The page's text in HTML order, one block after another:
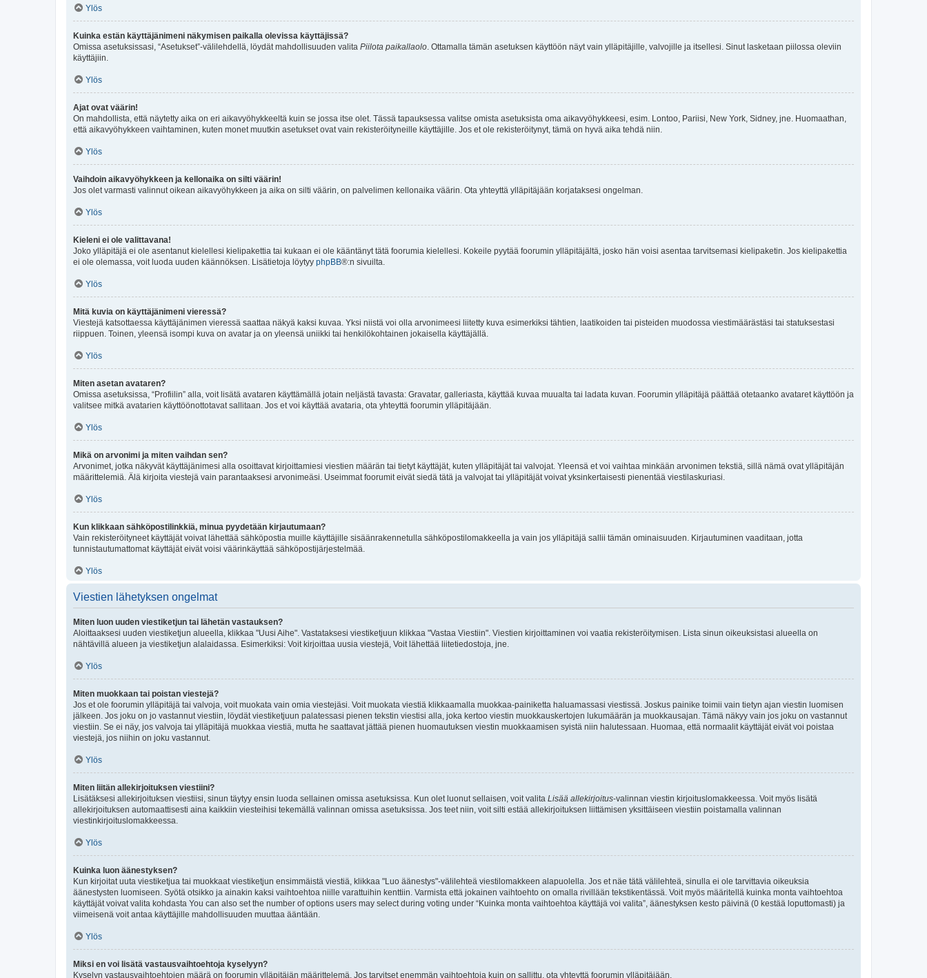
Ylös
Kuinka estän käyttäjänimeni näkymisen paikalla olevissa käyttäjissä?
Omissa asetuksissasi, “Asetukset”-välilehdellä, löydät mahdollisuuden valita Piilota paikallaolo . Ottamalla tämän asetuksen käyttöön näyt vain ylläpitäjille, valvojille ja itsellesi. Sinut lasketaan piilossa oleviin
käyttäjiin.
Ylös
Ajat ovat väärin!
On mahdollista, että näytetty aika on eri aikavyöhykkeeltä kuin se jossa itse olet. Tässä tapauksessa valitse omista asetuksista oma aikavyöhykkeesi, esim. Lontoo, Pariisi, New York, Sidney, jne. Huomaathan,
että aikavyöhykkeen vaihtaminen, kuten monet muutkin asetukset ovat vain rekisteröityneille käyttäjille. Jos et ole rekisteröitynyt, tämä on hyvä aika tehdä niin.
Ylös
Vaihdoin aikavyöhykkeen ja kellonaika on silti väärin!
Jos olet varmasti valinnut oikean aikavyöhykkeen ja aika on silti väärin, on palvelimen kellonaika väärin. Ota yhteyttä ylläpitäjään korjataksesi ongelman.
Ylös
Kieleni ei ole valittavana!
Joko ylläpitäjä ei ole asentanut kielellesi kielipakettia tai kukaan ei ole kääntänyt tätä foorumia kielellesi. Kokeile pyytää foorumin ylläpitäjältä, josko hän voisi asentaa tarvitsemasi kielipaketin. Jos kielipakettia
ei ole olemassa, voit luoda uuden käännöksen. Lisätietoja löytyy phpBB®:n sivuilta.
Ylös
Mitä kuvia on käyttäjänimeni vieressä?
Viestejä katsottaessa käyttäjänimen vieressä saattaa näkyä kaksi kuvaa. Yksi niistä voi olla arvonimeesi liitetty kuva esimerkiksi tähtien, laatikoiden tai pisteiden muodossa viestimäärästäsi tai statuksestasi
riippuen. Toinen, yleensä isompi kuva on avatar ja on yleensä uniikki tai henkilökohtainen jokaisella käyttäjällä.
Ylös
Miten asetan avataren?
Omissa asetuksissa, “Profiilin” alla, voit lisätä avataren käyttämällä jotain neljästä tavasta: Gravatar, galleriasta, käyttää kuvaa muualta tai ladata kuvan. Foorumin ylläpitäjä päättää otetaanko avataret käyttöön ja
valitsee mitkä avatarien käyttöönottotavat sallitaan. Jos et voi käyttää avataria, ota yhteyttä foorumin ylläpitäjään.
Ylös
Mikä on arvonimi ja miten vaihdan sen?
Arvonimet, jotka näkyvät käyttäjänimesi alla osoittavat kirjoittamiesi viestien määrän tai tietyt käyttäjät, kuten ylläpitäjät tai valvojat. Yleensä et voi vaihtaa minkään arvonimen tekstiä, sillä nämä ovat ylläpitäjän
määrittelemiä. Älä kirjoita viestejä vain parantaaksesi arvonimeäsi. Useimmat foorumit eivät siedä tätä ja valvojat tai ylläpitäjät voivat yksinkertaisesti pienentää viestilaskuriasi.
Ylös
Kun klikkaan sähköpostilinkkiä, minua pyydetään kirjautumaan?
Vain rekisteröityneet käyttäjät voivat lähettää sähköpostia muille käyttäjille sisäänrakennetulla sähköpostilomakkeella ja vain jos ylläpitäjä sallii tämän ominaisuuden. Kirjautuminen vaaditaan, jotta
tunnistautumattomat käyttäjät eivät voisi väärinkäyttää sähköpostijärjestelmää.
Ylös
Viestien lähetyksen ongelmat
Miten luon uuden viestiketjun tai lähetän vastauksen?
Aloittaaksesi uuden viestiketjun alueella, klikkaa "Uusi Aihe". Vastataksesi viestiketjuun klikkaa "Vastaa Viestiin". Viestien kirjoittaminen voi vaatia rekisteröitymisen. Lista sinun oikeuksistasi alueella on
nähtävillä alueen ja viestiketjun alalaidassa. Esimerkiksi: Voit kirjoittaa uusia viestejä, Voit lähettää liitetiedostoja, jne.
Ylös
Miten muokkaan tai poistan viestejä?
Jos et ole foorumin ylläpitäjä tai valvoja, voit muokata vain omia viestejäsi. Voit muokata viestiä klikkaamalla muokkaa-painiketta haluamassasi viestissä. Joskus painike toimii vain tietyn ajan viestin luomisen
jälkeen. Jos joku on jo vastannut viestiin, löydät viestiketjuun palatessasi pienen tekstin viestisi alla, joka kertoo viestin muokkauskertojen lukumäärän ja muokkausajan. Tämä näkyy vain jos joku on vastannut
viestiin. Se ei näy, jos valvoja tai ylläpitäjä muokkaa viestiä, mutta he saattavat jättää pienen huomautuksen viestin muokkaamisen syistä niin halutessaan. Huomaa, että normaalit käyttäjät eivät voi poistaa
viestejä, jos niihin on joku vastannut.
Ylös
Miten liitän allekirjoituksen viestiini?
Lisätäksesi allekirjoituksen viestiisi, sinun täytyy ensin luoda sellainen omissa asetuksissa. Kun olet luonut sellaisen, voit valita Lisää allekirjoitus-valinnan viestin kirjoituslomakkeessa. Voit myös lisätä
allekirjoituksen automaattisesti aina kaikkiin viesteihisi tekemällä valinnan omissa asetuksissa. Jos teet niin, voit silti estää allekirjoituksen liittämisen yksittäiseen viestiin poistamalla valinnan
viestinkirjoituslomakkeessa.
Ylös
Kuinka luon äänestyksen?
Kun kirjoitat uuta viestiketjua tai muokkaat viestiketjun ensimmäistä viestiä, klikkaa "Luo äänestys"-välilehteä viestilomakkeen alapuolella. Jos et näe tätä välilehteä, sinulla ei ole tarvittavia oikeuksia
äänestysten luomiseen. Syötä otsikko ja ainakin kaksi vaihtoehtoa niille varattuihin kenttiin. Varmista että jokainen vaihtoehto on omalla rivillään tekstikentässä. Voit myös määritellä kuinka monta vaihtoehtoa
käyttäjät voivat valita kohdasta You can also set the number of options users may select during voting under “Kuinka monta vaihtoehtoa käyttäjä voi valita”, äänestyksen kesto päivinä (0 kestää loputtomasti) ja
viimeisenä voit antaa käyttäjille mahdollisuuden muuttaa ääntään.
Ylös
Miksi en voi lisätä vastausvaihtoehtoja kyselyyn?
Kyselyn vastausvaihtoehtojen määrä on foorumin ylläpitäjän määrittelemä. Jos tarvitset enemmän vaihtoehtoja kuin on sallittu, ota yhteyttä foorumin ylläpitäjään.